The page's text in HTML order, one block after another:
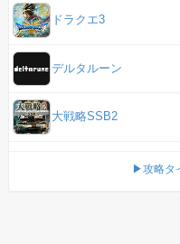
ドラクエ3
デルタルーン
大戦略SSB2
▶攻略タ